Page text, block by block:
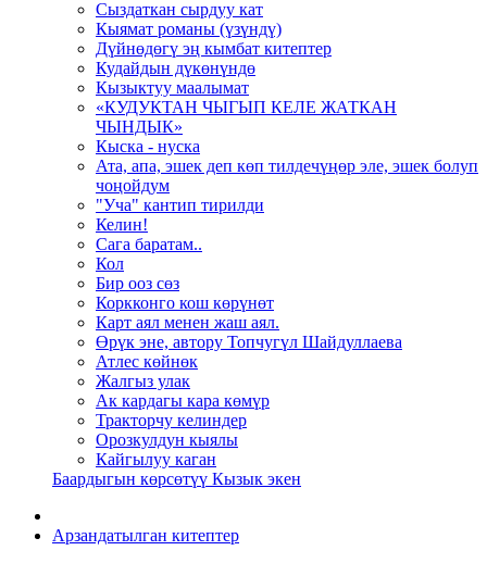
Сыздаткан сырдуу кат
Кыямат романы (үзүндү)
Дүйнөдөгү эң кымбат китептер
Кудайдын дүкөнүндө
Кызыктуу маалымат
«КУДУКТАН ЧЫГЫП КЕЛЕ ЖАТКАН
ЧЫНДЫК»
Кыска - нуска
Ата, апа, эшек деп көп тилдечүңөр эле, эшек болуп
чоңойдум
"Уча" кантип тирилди
Келин!
Сага баратам..
Кол
Бир ооз сөз
Коркконго кош көрүнөт
Карт аял менен жаш аял.
Өрүк эне, автору Топчугүл Шайдуллаева
Атлес көйнөк
Жалгыз улак
Ак кардагы кара көмүр
Тракторчу келиндер
Орозкулдун кыялы
Кайгылуу каган
Баардыгын көрсөтүү Кызык экен
Арзандатылган китептер